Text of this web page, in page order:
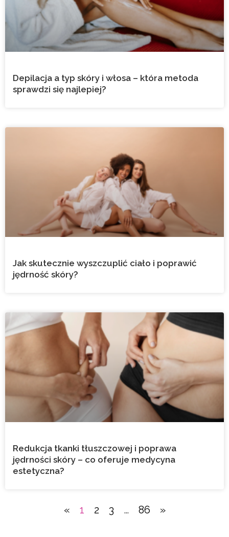
Depilacja a typ skóry i włosa – która metoda
sprawdzi się najlepiej?
Jak skutecznie wyszczuplić ciało i poprawić
jędrność skóry?
Redukcja tkanki tłuszczowej i poprawa
jędrności skóry – co oferuje medycyna
estetyczna?
« 1 2 3 … 86 »